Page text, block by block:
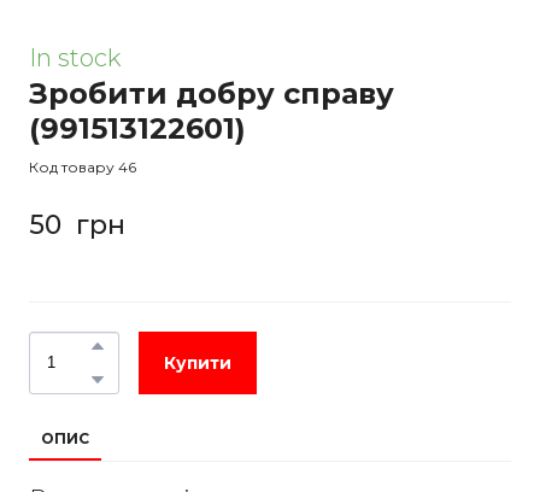
In stock
Зробити добру справу
(991513122601)
Код товару 46
50  грн
Купити
ОПИС